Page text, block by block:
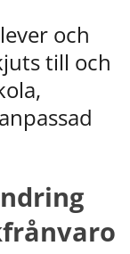
och
till och